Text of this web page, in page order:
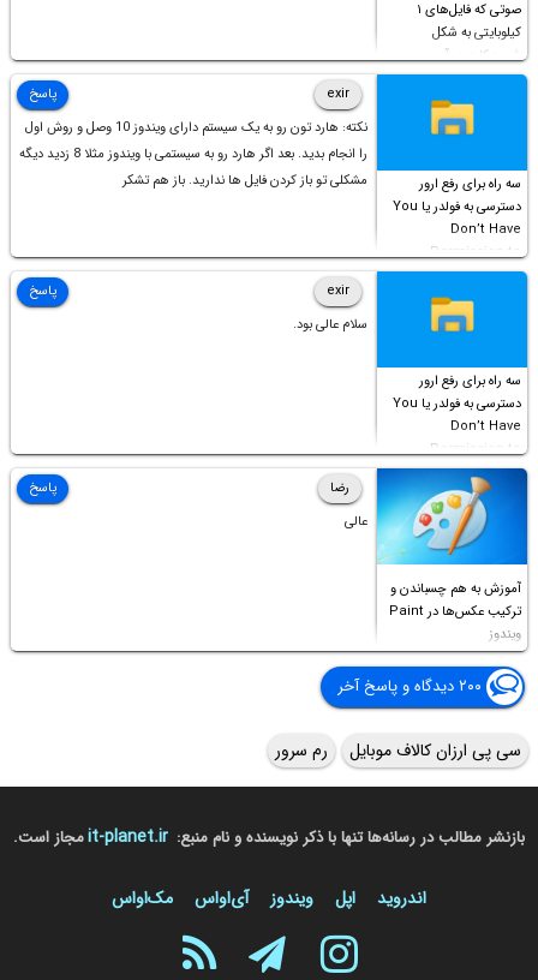
صوتی که فایل‌های ۱
کیلوبایتی به شکل
شورت‌کات در آن موجود
است!
سه راه برای رفع ارور
دسترسی به فولدر یا You
Don’t Have
Permission to
Access this folder
exir
نکته: هارد تون رو به یک سیستم دارای ویندوز 10 وصل و روش اول
را انجام بدید. بعد اگر هارد رو به سیستمی با ویندوز مثلا 8 زدید دیگه
مشکلی تو باز کردن فایل ها ندارید. باز هم تشکر
پاسخ
سه راه برای رفع ارور
دسترسی به فولدر یا You
Don’t Have
Permission to
Access this folder
exir
سلام عالی بود.
پاسخ
آموزش به هم چسباندن و
ترکیب عکس‌ها در Paint
ویندوز
رضا
عالی
پاسخ
۲۰۰ دیدگاه و پاسخ آخر
سی پی ارزان کالاف موبایل رم سرور
بازنشر مطالب در رسانه‌ها تنها با ذکر نویسنده و نام منبع: it-planet.irمجاز است.
اندروید اپل ویندوز آی‌او‌اس مک‌او‌اس